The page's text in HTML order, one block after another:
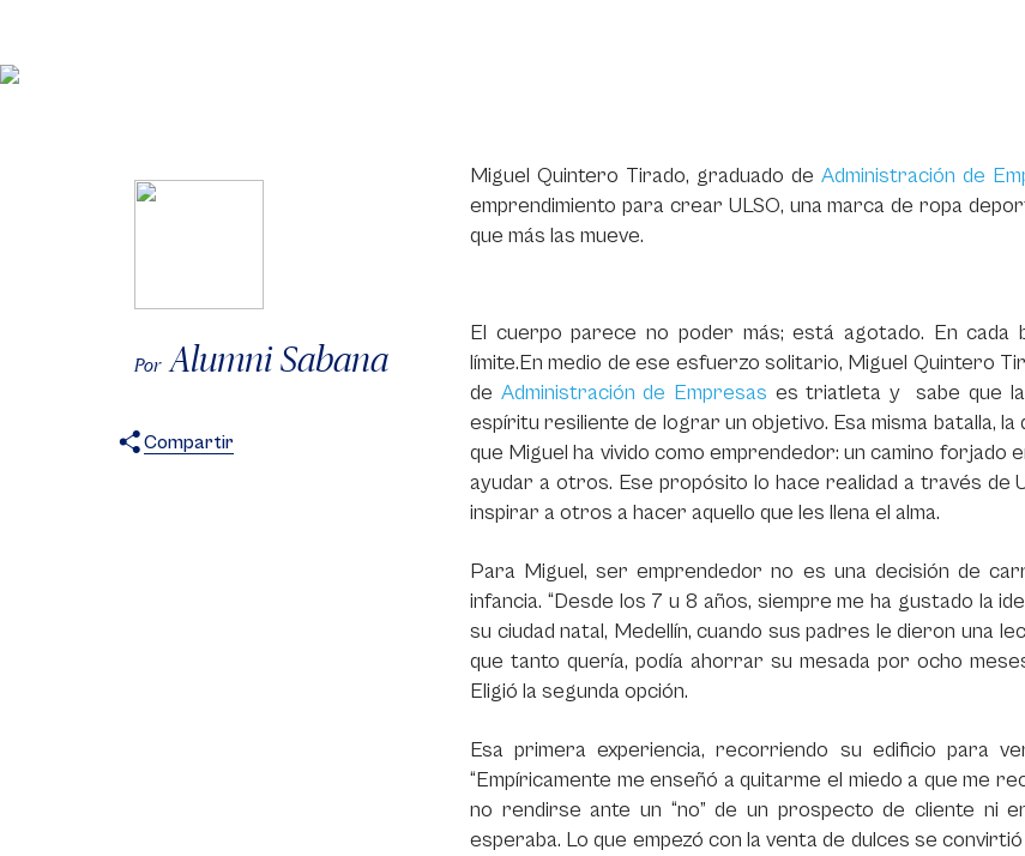
Por Alumni Sabana
Compartir
Miguel Quintero Tirado, graduado de Administración de
emprendimiento para crear ULSO, una marca de ropa
que más las mueve.
El cuerpo parece no poder más; está agotado. En cada
límite.En medio de ese esfuerzo solitario, Miguel Quintero
de Administración de Empresas es triatleta y sabe que
espíritu resiliente de lograr un objetivo. Esa misma batalla,
que Miguel ha vivido como emprendedor: un camino forjado
ayudar a otros. Ese propósito lo hace realidad a través de
inspirar a otros a hacer aquello que les llena el alma.
Para Miguel, ser emprendedor no es una decisión de
infancia. “Desde los 7 u 8 años, siempre me ha gustado la
su ciudad natal, Medellín, cuando sus padres le dieron una
que tanto quería, podía ahorrar su mesada por ocho
Eligió la segunda opción.
Esa primera experiencia, recorriendo su edificio para
“Empíricamente me enseñó a quitarme el miedo a que me
no rendirse ante un “no” de un prospecto de cliente ni
esperaba. Lo que empezó con la venta de dulces se